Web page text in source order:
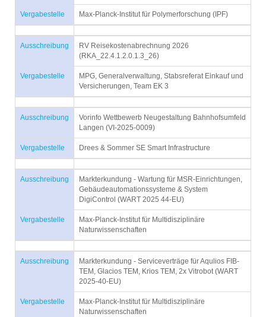
Vergabestelle Max-Planck-Institut für Polymerforschung (IPF)
Ausschreibung
RV Reisekostenabrechnung 2026
(RKA_22.4.1.2.0.1.3_26)
Vergabestelle
MPG, Generalverwaltung, Stabsreferat Einkauf und
Versicherungen, Team EK 3
Ausschreibung
Vorinfo Wettbewerb Neugestaltung Bahnhofsumfeld
Langen (VI-2025-0009)
Vergabestelle Drees & Sommer SE Smart Infrastructure
Ausschreibung
Markterkundung - Wartung für MSR-Einrichtungen,
Gebäudeautomationssysteme & System
DigiControl (WART 2025 44-EU)
Vergabestelle
Max-Planck-Institut für Multidisziplinäre
Naturwissenschaften
Ausschreibung
Markterkundung - Serviceverträge für Aqulios FIB-
TEM, Glacios TEM, Krios TEM, 2x Vitrobot (WART
2025-40-EU)
Vergabestelle
Max-Planck-Institut für Multidisziplinäre
Naturwissenschaften